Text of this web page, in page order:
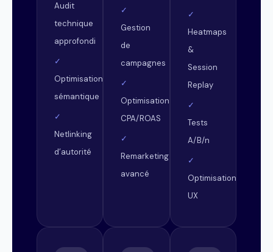
Audit
technique
approfondi
✓
Optimisation
sémantique
✓
Netlinking
d’autorité
✓
Gestion
de
campagnes
✓
Optimisation
CPA/ROAS
✓
Remarketing
avancé
✓
Heatmaps
&
Session
Replay
✓
Tests
A/B/n
✓
Optimisation
UX